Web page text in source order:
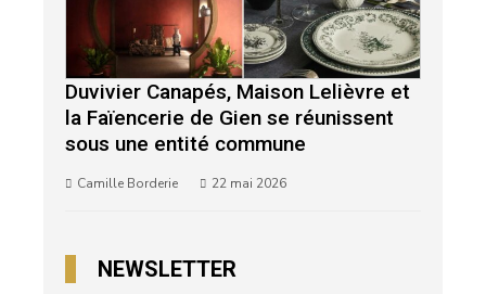
Duvivier Canapés, Maison Lelièvre et
la Faïencerie de Gien se réunissent
sous une entité commune
Camille Borderie 22 mai 2026
NEWSLETTER